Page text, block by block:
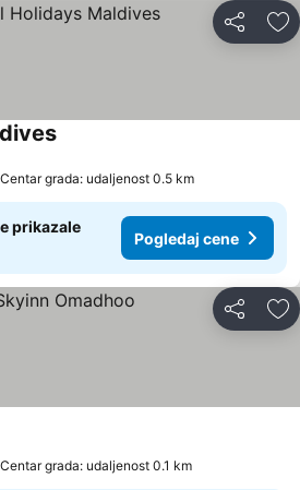
Deli
Centar grada: udaljenost 0.5 km
prikazale
Pogledaj cene
Deli
Centar grada: udaljenost 0.1 km